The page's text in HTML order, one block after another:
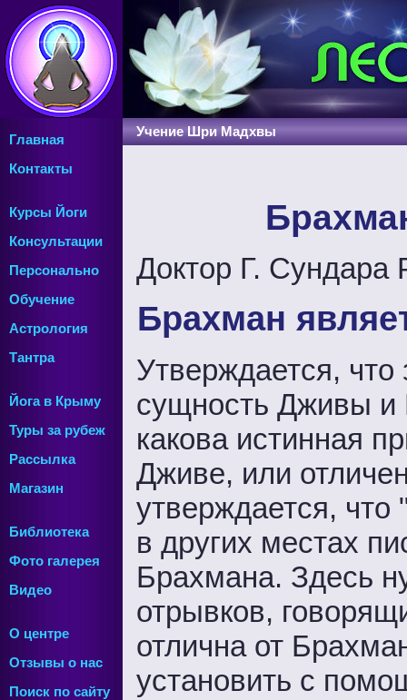
Главная
Контакты
Курсы Йоги
Консультации
Персонально
Обучение
Астрология
Тантра
Йога в Крыму
Туры за рубеж
Рассылка
Магазин
Библиотека
Фото галерея
Видео
О центре
Отзывы о нас
Поиск по сайту
Учение Шри Мадхвы
Доктор Г. Сундара
Брахман
Утверждается,
сущность Дживы и
какова истинная
Дживе, или
утверждается, что
в других местах
Брахмана. Здесь
отрывков,
отлична от
установить с